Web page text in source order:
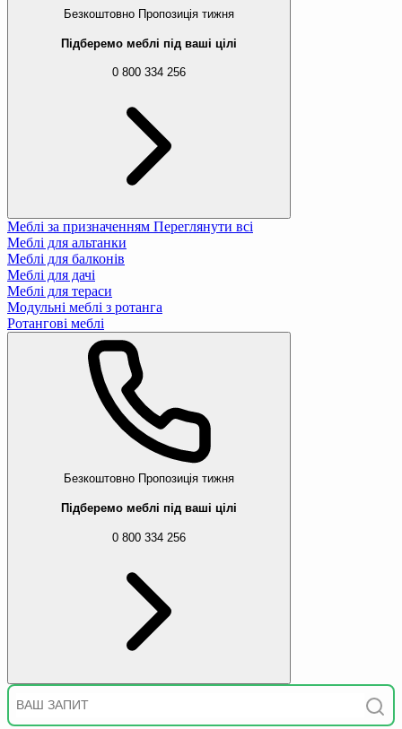
Безкоштовно Пропозиція тижня
Підберемо меблі під ваші цілі
0 800 334 256
Меблі за призначенням Переглянути всі
Меблі для альтанки
Меблі для балконів
Меблі для дачі
Меблі для тераси
Модульні меблі з ротанга
Ротангові меблі
Безкоштовно Пропозиція тижня
Підберемо меблі під ваші цілі
0 800 334 256